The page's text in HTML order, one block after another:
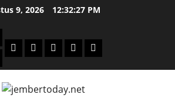
9, 2026 12:32:27 PM
PolitikOtomotifEkonomiSosialtentang